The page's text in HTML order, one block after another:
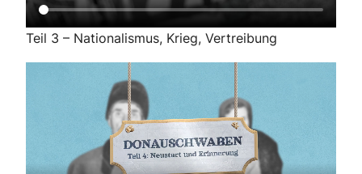
Teil 3 – Nationalismus, Krieg, Vertreibung